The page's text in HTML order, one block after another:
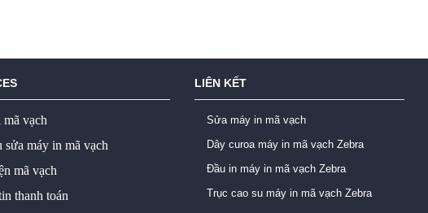
vạch
sửa máy in mã vạch
mã vạch
thanh toán
LIÊN KẾT
Sửa máy in mã vạch
Dây curoa máy in mã vạch Zebra
Đầu in máy in mã vạch Zebra
Trục cao su máy in mã vạch Zebra